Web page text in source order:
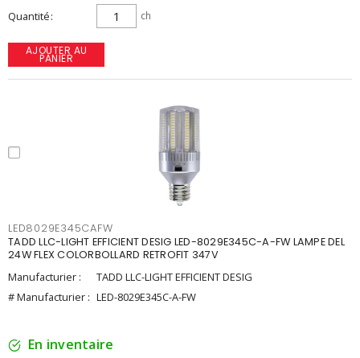
Quantité ch
AJOUTER AU
PANIER
LED8029E345CAFW
TADD LLC-LIGHT EFFICIENT DESIG LED-8029E345C-A-FW LAMPE DEL
24W FLEX COLORBOLLARD RETROFIT 347V
Manufacturier :
TADD LLC-LIGHT EFFICIENT DESIG
# Manufacturier : LED-8029E345C-A-FW
En inventaire